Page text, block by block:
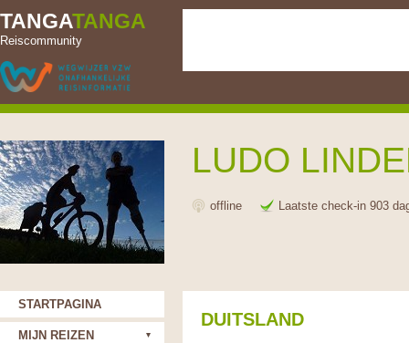
TANGATANGA
Reiscommunity
LUDO
offline Laatste check-in 903
DUITSLAND
STARTPAGINA
MIJN REIZEN